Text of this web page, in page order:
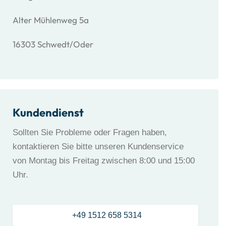
Alter Mühlenweg 5a
16303 Schwedt/Oder
Kundendienst
Sollten Sie Probleme oder Fragen haben,
kontaktieren Sie bitte unseren Kundenservice
von Montag bis Freitag zwischen 8:00 und 15:00
Uhr.
+49 1512 658 5314